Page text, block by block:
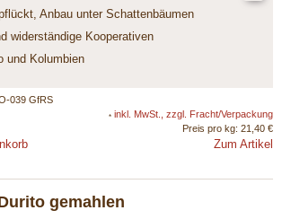
Anbau unter Schattenbäumen
widerständige Kooperativen
und Kolumbien
039 GfRS
* inkl. MwSt., zzgl. Fracht/Verpackung
Preis pro kg: 21,40 €
Zum Artikel
gemahlen